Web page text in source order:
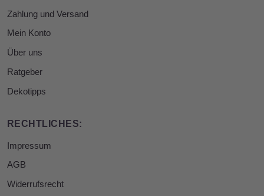
Zahlung und Versand
Mein Konto
Über uns
Ratgeber
Dekotipps
RECHTLICHES:
Impressum
AGB
Widerrufsrecht